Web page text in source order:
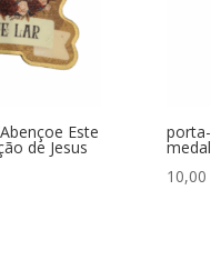
Este
de Jesus
10,00